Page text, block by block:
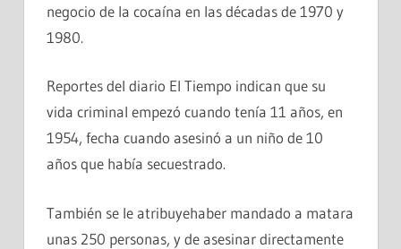
negocio de la cocaína en las décadas de 1970 y
1980.
Reportes del diario El Tiempo indican que su
vida criminal empezó cuando tenía 11 años, en
1954, fecha cuando asesinó a un niño de 10
años que había secuestrado.
También se le atribuyehaber mandado a matara
unas 250 personas, y de asesinar directamente